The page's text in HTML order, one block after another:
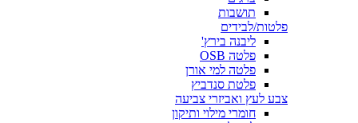
תושבות
פלטות/לבידים
ליבנה בירץ'
פלטה OSB
פלטה למי אורן
פלטת סנדביץ
צבע לעץ ואביזרי צביעה
חומרי מילוי ותיקון